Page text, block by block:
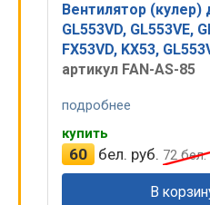
Вентилятор (кулер)
GL553VD, GL553VE,
FX53VD, KX53,
артикул FAN-AS-85
подробнее
купить
60 бел. руб. 72бел.
В